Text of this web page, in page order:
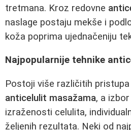
tretmana. Kroz redovne
naslage postaju mekše i
koža poprima ujednačeniju
Najpopularnije tehnike
Postoji više različitih
anticelulit masažama, a
izraženosti celulita,
željenih rezultata. Neki od